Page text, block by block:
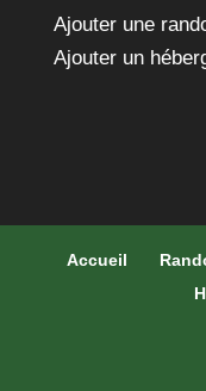
Ajouter une
Ajouter un
Accueil